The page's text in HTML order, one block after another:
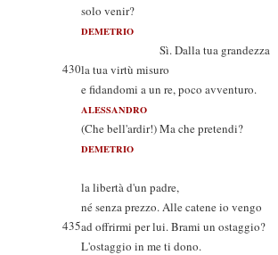
solo venir?
DEMETRIO
Sì. Dalla tua grandezza
430la tua virtù misuro
e fidandomi a un re, poco avventuro.
ALESSANDRO
(Che bell'ardir!) Ma che pretendi?
DEMETRIO
la libertà d'un padre,
né senza prezzo. Alle catene io vengo
435ad offrirmi per lui. Brami un ostaggio?
L'ostaggio in me ti dono.